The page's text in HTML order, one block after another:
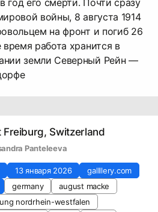
год его смерти. Почти сразу
войны, 8 августа 1914
на фронт и погиб 26
работа хранится в
земли Северный Рейн —
Freiburg, Switzerland
Panteleeva
13 января 2026
gallllery.com
germany
august macke
nordrhein-westfalen